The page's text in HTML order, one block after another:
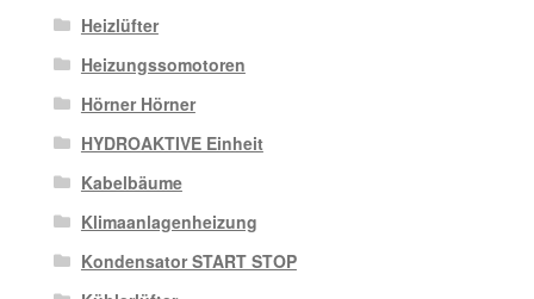
Heizlüfter
Heizungssomotoren
Hörner Hörner
HYDROAKTIVE Einheit
Kabelbäume
Klimaanlagenheizung
Kondensator START STOP